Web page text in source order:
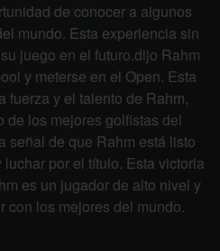
de conocer a algunos
mundo. Esta experiencia sin
juego en el futuro.dijo Rahm
y meterse en el Open. Esta
fuerza y el talento de Rahm,
de los mejores golfistas del
señal de que Rahm está listo
por el título. Esta victoria
es un jugador de alto nivel y
con los mejores del mundo.